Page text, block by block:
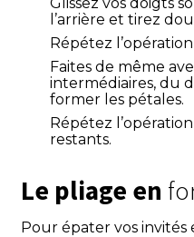
l’arrière et tirez
Répétez
Faites de même
intermédiaires, du
former les pétales.
Répétez
restants.
Le pliage en
Pour épater vos